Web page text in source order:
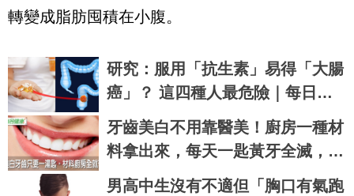
轉變成脂肪囤積在小腹。
研究：服用「抗生素」易得「大腸
癌」？ 這四種人最危險｜每日健
康Health
牙齒美白不用靠醫美！廚房一種材
料拿出來，每天一匙黃牙全滅，自
信笑容超值｜每日健康 Health
男高中生沒有不適但「胸口有氣跑